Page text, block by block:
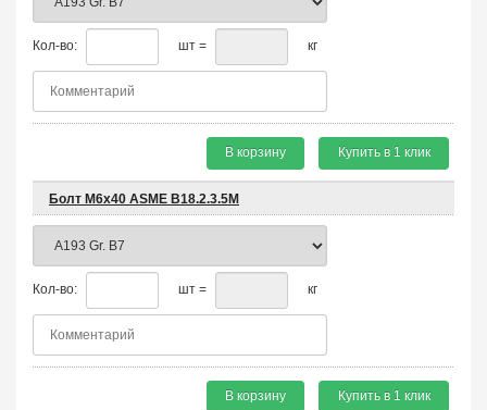
Кол-во: шт = кг
В корзину Купить в 1 клик
Болт М6х40 ASME B18.2.3.5M
Кол-во: шт = кг
В корзину Купить в 1 клик